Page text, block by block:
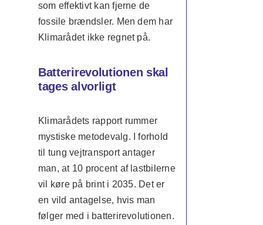
som effektivt kan fjerne de
fossile brændsler. Men dem har
Klimarådet ikke regnet på.
Batterirevolutionen skal
tages alvorligt
Klimarådets rapport rummer
mystiske metodevalg. I forhold
til tung vejtransport antager
man, at 10 procent af lastbilerne
vil køre på brint i 2035. Det er
en vild antagelse, hvis man
følger med i batterirevolutionen.